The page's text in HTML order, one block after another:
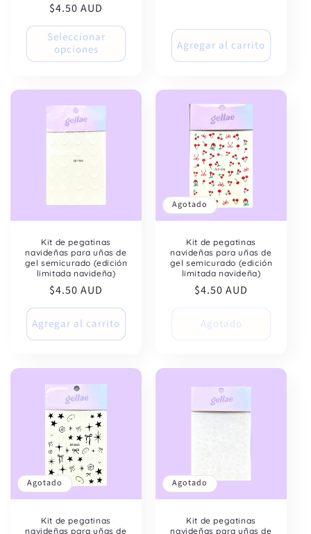
Precio
habitual
$4.50 AUD
Seleccionar
opciones
Agregar al carrito
Kit de pegatinas
navideñas para uñas de
gel semicurado (edición
limitada navideña)
Precio
habitual
$4.50 AUD
Agregar al carrito
Agotado
Kit de pegatinas
navideñas para uñas de
gel semicurado (edición
limitada navideña)
Precio
$4.50 AUD
Agotado
Agotado
Kit de pegatinas
navideñas para uñas de
Agotado
Kit de pegatinas
navideñas para uñas de
Get 10% OFF
your first